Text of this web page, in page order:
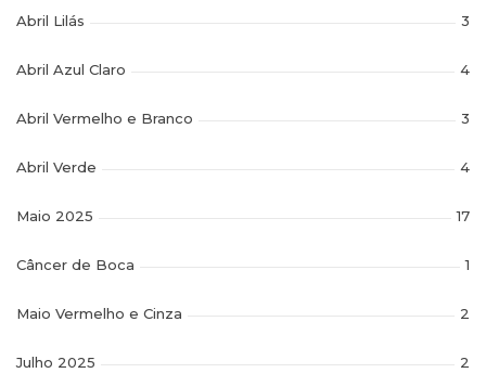
Abril Lilás 3
Abril Azul Claro 4
Abril Vermelho e Branco 3
Abril Verde 4
Maio 2025 17
Câncer de Boca 1
Maio Vermelho e Cinza 2
Julho 2025 2